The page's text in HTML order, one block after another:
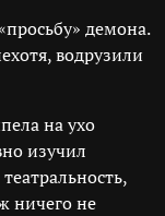
демона.
водрузили
на ухо
изучил
ничего не